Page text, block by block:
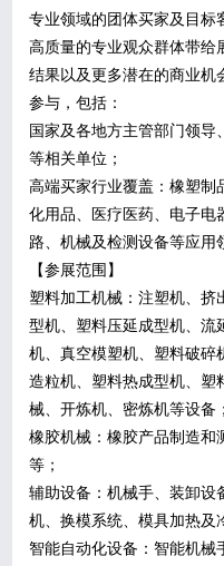
专业领域的团体买家及目标
高质量的专业观众群体带给
结果以及更多潜在的商业机
参与，包括：
国家及各地方主管部门领导
等相关单位；
高端买家行业覆盖：橡塑制
化用品、医疗医药、电子电
路、机械及检测设备等应用
【参展范围】
塑料加工机械：注塑机、挤
型机、塑料压延成型机、流
机、真空模塑机、塑料破碎
造粒机、塑料热成型机、塑
械、开炼机、密炼机等设备；
橡胶机械：橡胶产品制造和
等；
辅助设备：机械手、装卸设
机、换模系统、模具加热及
智能自动化设备：智能机械